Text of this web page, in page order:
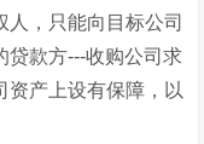
人，只能向目标公司
贷款方---收购公司求
资产上设有保障，以